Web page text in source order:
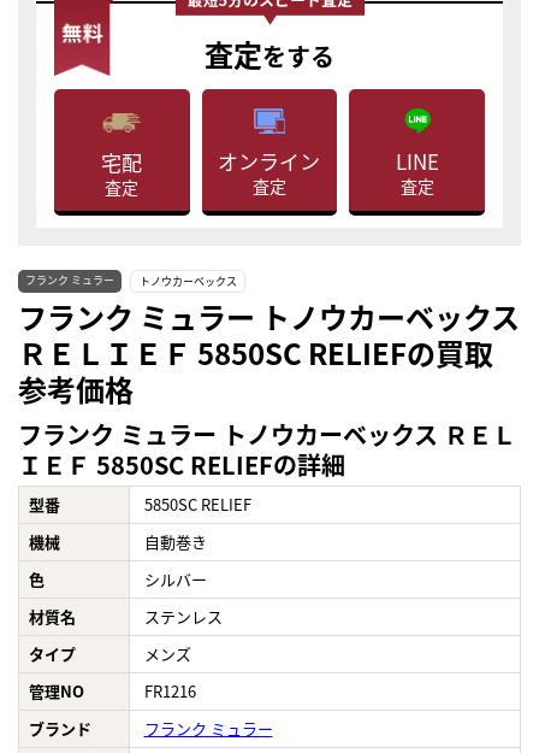
査定をする
宅配
査定
オンライン
査定
LINE
査定
フランク ミュラー トノウカーベックス
フランク ミュラー トノウカーベックス
ＲＥＬＩＥＦ 5850SC RELIEFの買取
参考価格
フランク ミュラー トノウカーベックス ＲＥＬ
ＩＥＦ 5850SC RELIEFの詳細
型番
5850SC RELIEF
機械
自動巻き
色
シルバー
材質名
ステンレス
タイプ
メンズ
管理NO
FR1216
ブランド
フランク ミュラー